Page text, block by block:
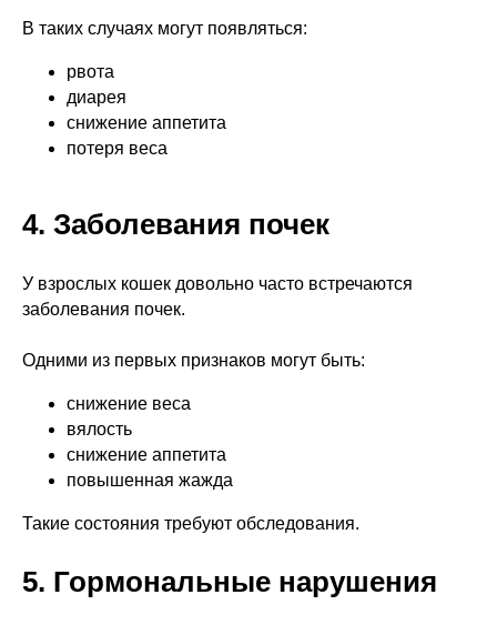
В таких случаях могут появляться:
рвота
диарея
снижение аппетита
потеря веса
4. Заболевания почек
У взрослых кошек довольно часто встречаются
заболевания почек.
Одними из первых признаков могут быть:
снижение веса
вялость
снижение аппетита
повышенная жажда
Такие состояния требуют обследования.
5. Гормональные нарушения